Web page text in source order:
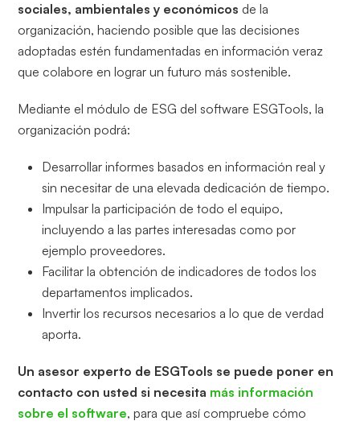
sociales, ambientales y económicos de la
organización, haciendo posible que las decisiones
adoptadas estén fundamentadas en información veraz
que colabore en lograr un futuro más sostenible.
Mediante el módulo de ESG del software ESGTools, la
organización podrá:
Desarrollar informes basados en información real y
sin necesitar de una elevada dedicación de tiempo.
Impulsar la participación de todo el equipo,
incluyendo a las partes interesadas como por
ejemplo proveedores.
Facilitar la obtención de indicadores de todos los
departamentos implicados.
Invertir los recursos necesarios a lo que de verdad
aporta.
Un asesor experto de ESGTools se puede poner en
contacto con usted si necesita más información
sobre el software, para que así compruebe cómo